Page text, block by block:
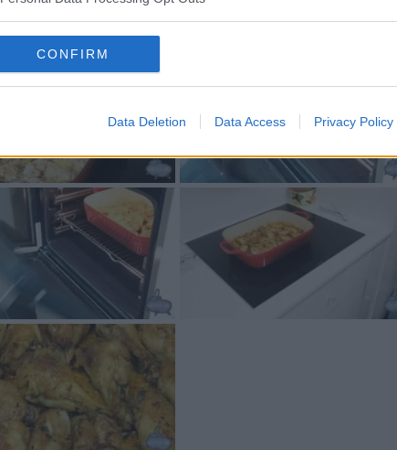
CONFIRM
Data Deletion Data Access Privacy Policy